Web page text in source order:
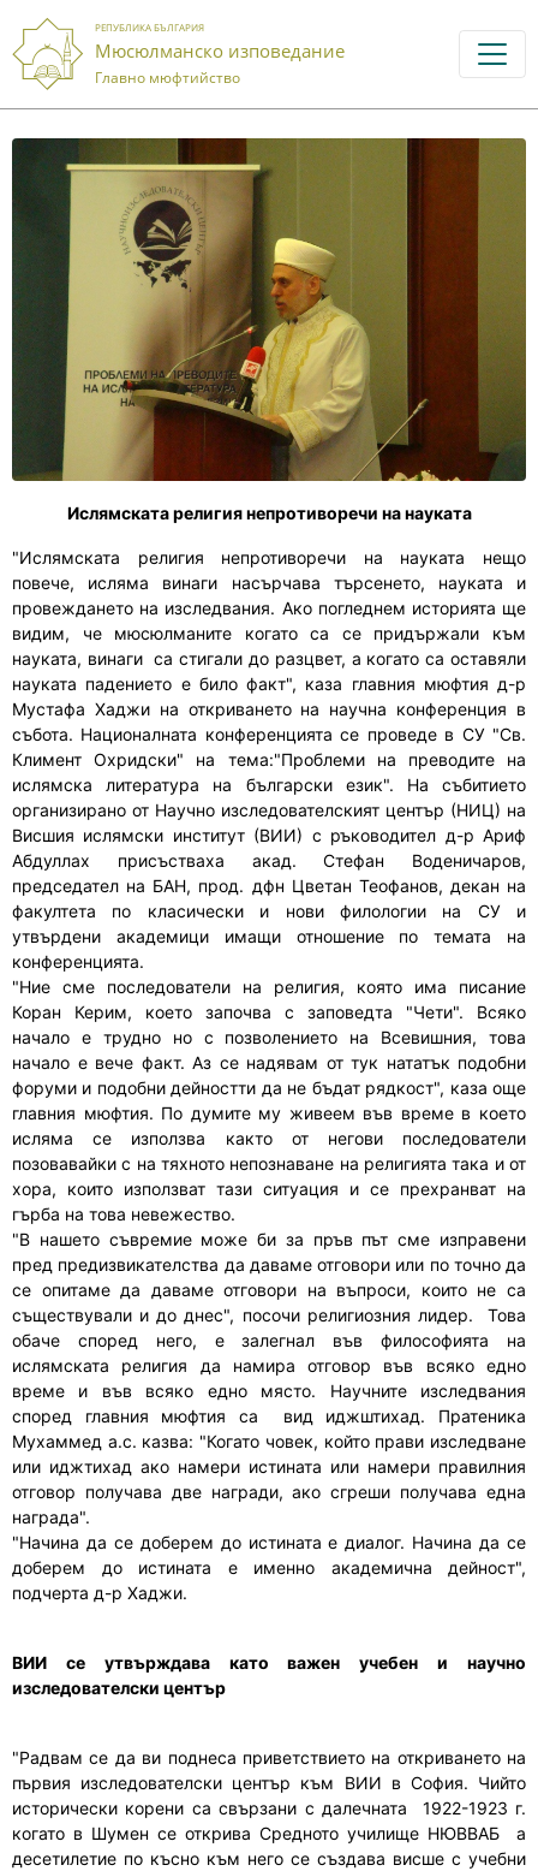
РЕПУБЛИКА БЪЛГАРИЯ
Мюсюлманско изповедание
Главно мюфтийство
Ислямската религия непротиворечи на науката
"Ислямската религия непротиворечи на науката нещо
повече, исляма винаги насърчава търсенето, науката и
провеждането на изследвания. Ако погледнем историята ще
видим, че мюсюлманите когато са се придържали към
науката, винаги са стигали до разцвет, а когато са оставяли
науката падението е било факт", каза главния мюфтия д-р
Мустафа Хаджи на откриването на научна конференция в
събота. Националната конференцията се проведе в СУ "Св.
Климент Охридски" на тема:"Проблеми на преводите на
ислямска литература на български език". На събитието
организирано от Научно изследователският център (НИЦ) на
Висшия ислямски институт (ВИИ) с ръководител д-р Ариф
Абдуллах присъстваха акад. Стефан Воденичаров,
председател на БАН, прод. дфн Цветан Теофанов, декан на
факултета по класически и нови филологии на СУ и
утвърдени академици имащи отношение по темата на
конференцията.
"Ние сме последователи на религия, която има писание
Коран Керим, което започва с заповедта "Чети". Всяко
начало е трудно но с позволението на Всевишния, това
начало е вече факт. Аз се надявам от тук нататък подобни
форуми и подобни дейностти да не бъдат рядкост", каза още
главния мюфтия. По думите му живеем във време в което
исляма се използва както от негови последователи
позовавайки с на тяхното непознаване на религията така и от
хора, които използват тази ситуация и се прехранват на
гърба на това невежество.
"В нашето съвремие може би за пръв път сме изправени
пред предизвикателства да даваме отговори или по точно да
се опитаме да даваме отговори на въпроси, които не са
съществували и до днес", посочи религиозния лидер. Това
обаче според него, е залегнал във философията на
ислямската религия да намира отговор във всяко едно
време и във всяко едно място. Научните изследвания
според главния мюфтия са вид иджштихад. Пратеника
Мухаммед а.с. казва: "Когато човек, който прави изследване
или иджтихад ако намери истината или намери правилния
отговор получава две награди, ако сгреши получава една
награда".
"Начина да се доберем до истината е диалог. Начина да се
доберем до истината е именно академична дейност",
подчерта д-р Хаджи.
ВИИ се утвърждава като важен учебен и научно
изследователски център
"Радвам се да ви поднеса приветствието на откриването на
първия изследователски център към ВИИ в София. Чийто
исторически корени са свързани с далечната 1922-1923 г.
когато в Шумен се открива Средното училище НЮВВАБ а
десетилетие по късно към него се създава висше с учебни